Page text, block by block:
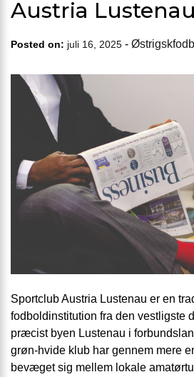
Austria Lustenau
Posted on: juli 16, 2025 -
Sportclub Austria Lustenau er en
fodboldinstitution fra den vestligste
præcist byen Lustenau i
grøn-hvide klub har gennem mere
bevæget sig mellem lokale